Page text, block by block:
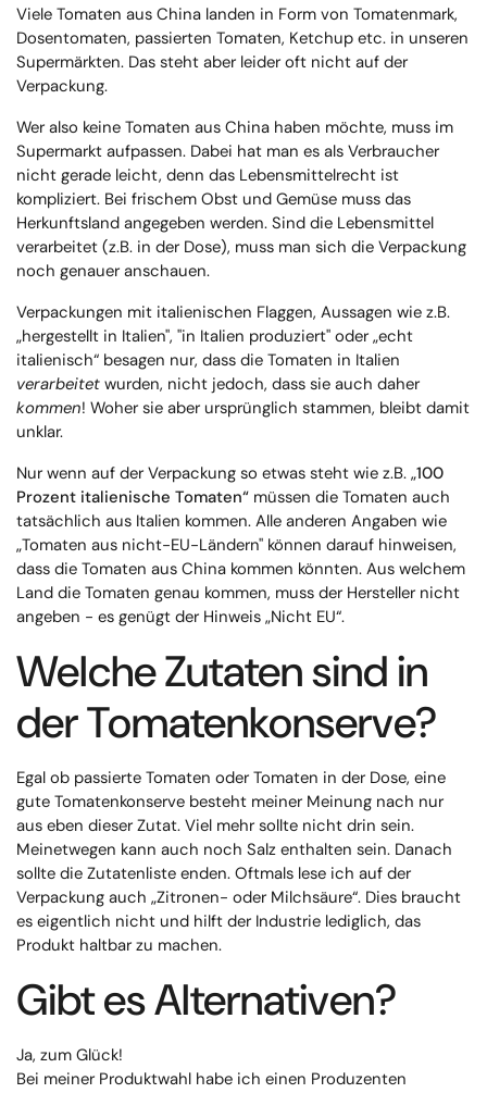
Viele Tomaten aus China landen in Form von Tomatenmark,
Dosentomaten, passierten Tomaten, Ketchup etc. in unseren
Supermärkten. Das steht aber leider oft nicht auf der
Verpackung.
Wer also keine Tomaten aus China haben möchte, muss im
Supermarkt aufpassen. Dabei hat man es als Verbraucher
nicht gerade leicht, denn das Lebensmittelrecht ist
kompliziert. Bei frischem Obst und Gemüse muss das
Herkunftsland angegeben werden. Sind die Lebensmittel
verarbeitet (z.B. in der Dose), muss man sich die Verpackung
noch genauer anschauen.
Verpackungen mit italienischen Flaggen, Aussagen wie z.B.
„hergestellt in Italien", "in Italien produziert" oder „echt
italienisch“ besagen nur, dass die Tomaten in Italien
verarbeitet wurden, nicht jedoch, dass sie auch daher
kommen! Woher sie aber ursprünglich stammen, bleibt damit
unklar.
Nur wenn auf der Verpackung so etwas steht wie z.B. „100
Prozent italienische Tomaten“ müssen die Tomaten auch
tatsächlich aus Italien kommen. Alle anderen Angaben wie
„Tomaten aus nicht-EU-Ländern" können darauf hinweisen,
dass die Tomaten aus China kommen könnten. Aus welchem
Land die Tomaten genau kommen, muss der Hersteller nicht
angeben - es genügt der Hinweis „Nicht EU“.
Welche Zutaten sind in
der Tomatenkonserve?
Egal ob passierte Tomaten oder Tomaten in der Dose, eine
gute Tomatenkonserve besteht meiner Meinung nach nur
aus eben dieser Zutat. Viel mehr sollte nicht drin sein.
Meinetwegen kann auch noch Salz enthalten sein. Danach
sollte die Zutatenliste enden. Oftmals lese ich auf der
Verpackung auch „Zitronen- oder Milchsäure“. Dies braucht
es eigentlich nicht und hilft der Industrie lediglich, das
Produkt haltbar zu machen.
Gibt es Alternativen?
Ja, zum Glück!
Bei meiner Produktwahl habe ich einen Produzenten